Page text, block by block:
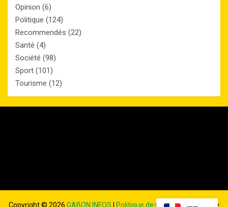
Opinion (6)
Politique (124)
Recommendés (22)
Santé (4)
Société (98)
Sport (101)
Tourisme (12)
Copyright © 2026 GABON INFOS Politique de Confidentialité | Site